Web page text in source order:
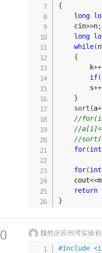
{
long
    cin
>>n;
long
while(
{
        k
++
if(
        s
++
}
sort (a+
//
//
//
for(int
for(int
    cout
<<
return
}
0 魏然@苏州湾实验
#include